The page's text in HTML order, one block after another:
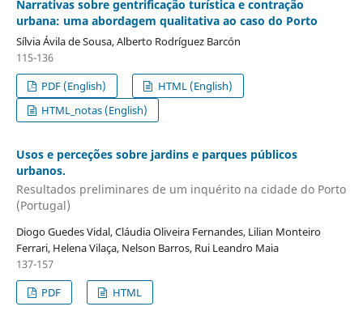
Narrativas sobre gentrificação turística e contração
urbana: uma abordagem qualitativa ao caso do Porto
Sílvia Ávila de Sousa, Alberto Rodríguez Barcón
115-136
PDF (English)
HTML (English)
HTML_notas (English)
Usos e perceções sobre jardins e parques públicos
urbanos.
Resultados preliminares de um inquérito na cidade do Porto
(Portugal)
Diogo Guedes Vidal, Cláudia Oliveira Fernandes, Lilian Monteiro
Ferrari, Helena Vilaça, Nelson Barros, Rui Leandro Maia
137-157
PDF
HTML